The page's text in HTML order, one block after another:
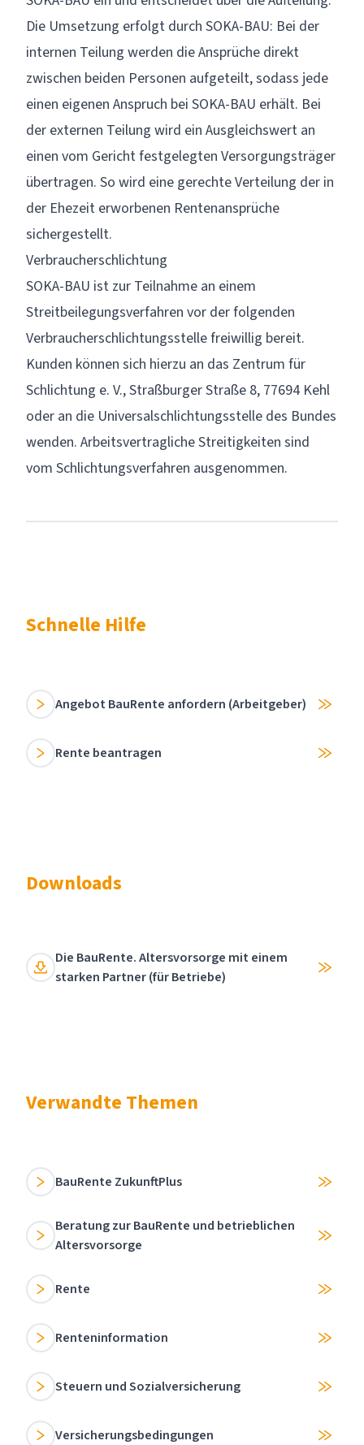
Die Umsetzung erfolgt durch SOKA-BAU: Bei der
internen Teilung werden die Ansprüche direkt
zwischen beiden Personen aufgeteilt, sodass jede
einen eigenen Anspruch bei SOKA-BAU erhält. Bei
der externen Teilung wird ein Ausgleichswert an
einen vom Gericht festgelegten Versorgungsträger
übertragen. So wird eine gerechte Verteilung der in
der Ehezeit erworbenen Rentenansprüche
sichergestellt.
Verbraucherschlichtung
SOKA-BAU ist zur Teilnahme an einem
Streitbeilegungsverfahren vor der folgenden
Verbraucherschlichtungsstelle freiwillig bereit.
Kunden können sich hierzu an das Zentrum für
Schlichtung e. V., Straßburger Straße 8, 77694 Kehl
oder an die Universalschlichtungsstelle des Bundes
wenden. Arbeitsvertragliche Streitigkeiten sind
vom Schlichtungsverfahren ausgenommen.
Schnelle Hilfe
Angebot BauRente anfordern (Arbeitgeber)
Rente beantragen
Downloads
Die BauRente. Altersvorsorge mit einem
starken Partner (für Betriebe)
Verwandte Themen
BauRente ZukunftPlus
Beratung zur BauRente und betrieblichen
Altersvorsorge
Rente
Renteninformation
Steuern und Sozialversicherung
Versicherungsbedingungen